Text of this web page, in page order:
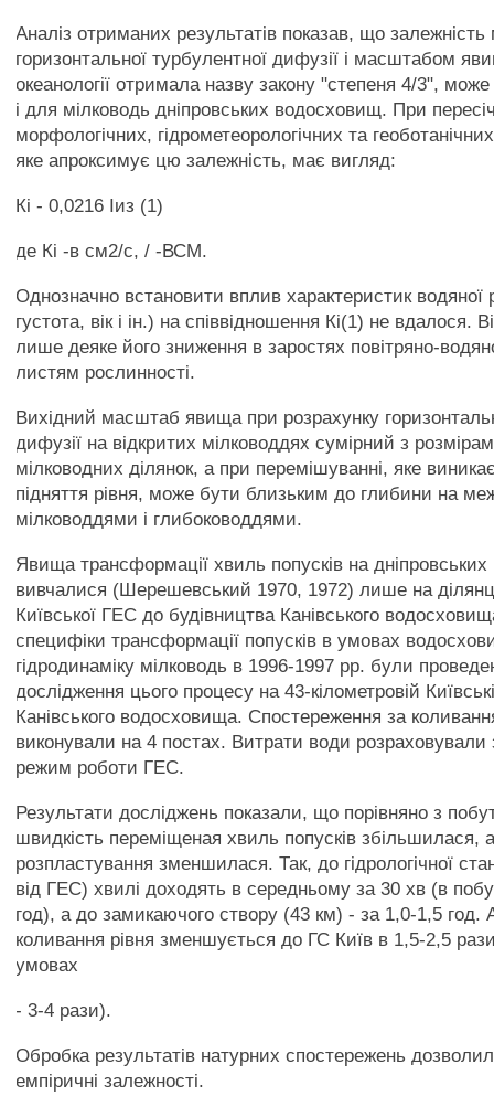
Аналіз отриманих результатів показав, що залежність
горизонтальної турбулентної дифузії і масштабом
океанології отримала назву закону "степеня 4/3",
і для мілководь дніпровських водосховищ. При
морфологічних, гідрометеорологічних та
яке апроксимує цю залежність, має вигляд:
Кі - 0,0216 Іиз (1)
де Кі -в см2/с, / -ВСМ.
Однозначно встановити вплив характеристик водяної
густота, вік і ін.) на співвідношення Кі(1) не вдалося.
лише деяке його зниження в заростях повітряно-
листям рослинності.
Вихідний масштаб явища при розрахунку
дифузії на відкритих мілководдях сумірний з
мілководних ділянок, а при перемішуванні, яке
підняття рівня, може бути близьким до глибини на
мілководдями і глибоководдями.
Явища трансформації хвиль попусків на
вивчалися (Шерешевський 1970, 1972) лише на
Київської ГЕС до будівництва Канівського
специфіки трансформації попусків в умовах
гідродинаміку мілководь в 1996-1997 рр. були
дослідження цього процесу на 43-кілометровій
Канівського водосховища. Спостереження за
виконували на 4 постах. Витрати води
режим роботи ГЕС.
Результати досліджень показали, що порівняно з
швидкість переміщеная хвиль попусків збільшилася, а
розпластування зменшилася. Так, до гідрологічної
від ГЕС) хвилі доходять в середньому за 30 хв (в
год), а до замикаючого створу (43 км) - за 1,0-1,5 год.
коливання рівня зменшується до ГС Київ в 1,5-2,5
умовах
- 3-4 рази).
Обробка результатів натурних спостережень
емпіричні залежності.